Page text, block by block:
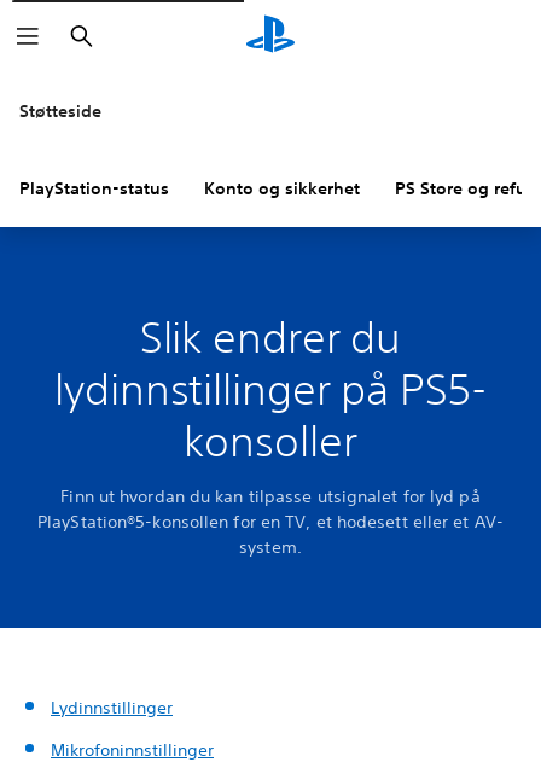
Søk
Støtteside
PlayStation-status Konto og sikkerhet PS Store og
Slik endrer du
lydinnstillinger på PS5-
konsoller
Finn ut hvordan du kan tilpasse utsignalet for lyd på
PlayStation®5-konsollen for en TV, et hodesett eller et AV-
system.
Lydinnstillinger
Mikrofoninnstillinger